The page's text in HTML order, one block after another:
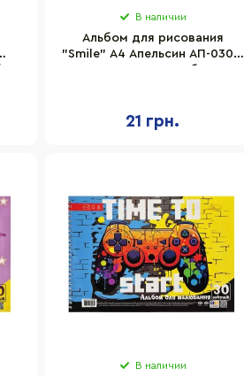
В наличии
Альбом для рисования
"Smile" A4 Апельсин АП-0301-
21 грн.
В наличии